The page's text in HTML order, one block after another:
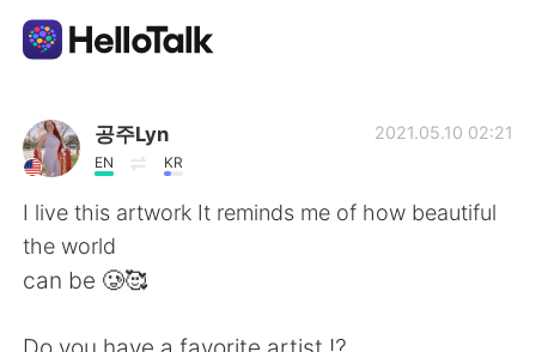
語学交換アプリ
AI Grammar Checker
日本語
공주Lyn
EN KR
2021.05.10 02:21
I live this artwork It reminds me of how beautiful
the world
can be 🥲🥰